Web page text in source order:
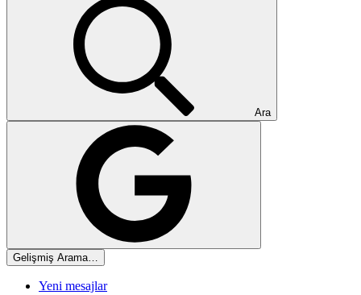
Ara
Gelişmiş Arama…
Yeni mesajlar